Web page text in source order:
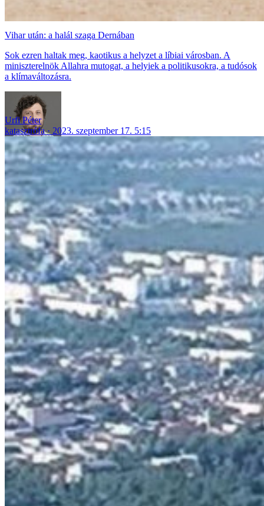
Vihar után: a halál szaga Dernában
Sok ezren haltak meg, kaotikus a helyzet a líbiai városban. A
miniszterelnök Allahra mutogat, a helyiek a politikusokra, a tudósok
a klímaváltozásra.
Urfi Péter
katasztrófa
2023. szeptember 17. 5:15